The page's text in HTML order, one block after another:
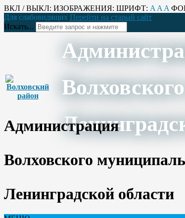
ВКЛ / ВЫКЛ: ИЗОБРАЖЕНИЯ: ШРИФТ: A A A
Для слабовидящих Перейти на старый сайт
Искать...
Администрация
Волховского
Ленинградской области